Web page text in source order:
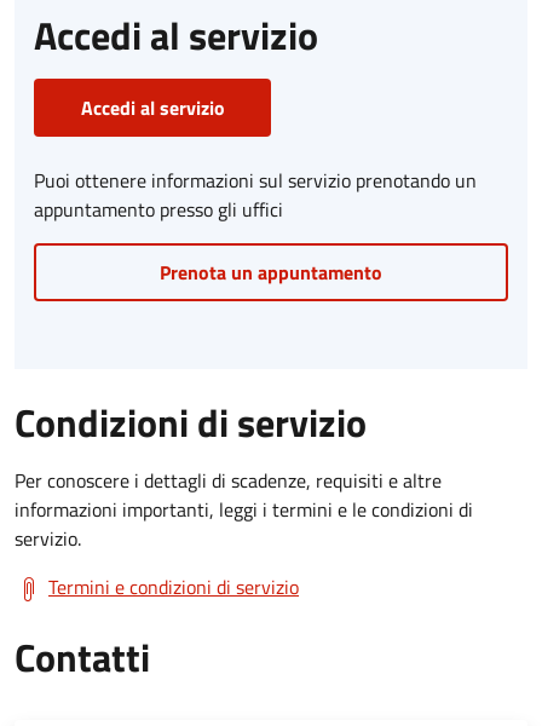
Accedi al servizio
Accedi al servizio
Puoi ottenere informazioni sul servizio prenotando un
appuntamento presso gli uffici
Prenota un appuntamento
Condizioni di servizio
Per conoscere i dettagli di scadenze, requisiti e altre
informazioni importanti, leggi i termini e le condizioni di
servizio.
Termini e condizioni di servizio
Contatti